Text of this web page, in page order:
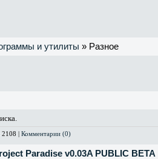
и утилиты » Разное
2108 | Комментарии (0)
Paradise v0.03A PUBLIC BETA